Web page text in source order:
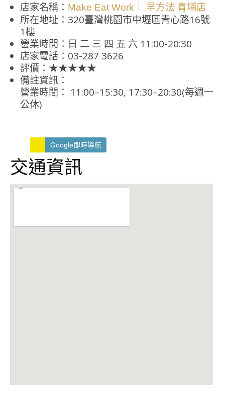
店家名稱： Make Eat Work｜ 早方法 青埔店
所在地址：320臺灣桃園市中壢區青心路16號
1樓
營業時間：日 二 三 四 五 六 11:00-20:30
店家電話：03-287 3626
評價：★★★★★
備註資訊：
營業時間： 11:00–15:30, 17:30–20:30(每週一
公休)
Google即時導航
交通資訊